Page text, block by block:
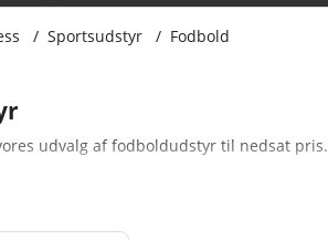
Sportsudstyr Fodbold
udvalg af fodboldudstyr til nedsat pris.